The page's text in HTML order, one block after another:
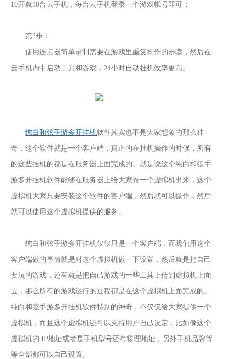
10开就10台云手机，每台云手机登录一个游戏帐号即可；
第2步：
使用连点器简单录制需要在游戏里重复操作的步骤，然后在
云手机内中启动工具和游戏，24小时自动挂机效率更高。
纯白和弦手游多开挂机软件其实也不是大家想象的那么神
奇，这个软件就是一个客户端，真正的在挂机操作的时候，所有
的这些挂机的都是在服务器上面完成的。就是说这个纯白和弦手
游多开挂机软件能够在服务器上给大家弄一个虚拟机出来，这个
虚拟机大家只要安装这个软件的客户端，然后就可以操作，然后
就可以使用这个虚拟机提供的服务。
纯白和弦手游多开挂机仅仅只是一个客户端，而我们用这个
客户端做的事情就是对这个虚拟机做一下设置，然后就是把自己
要玩的游戏，还有就是把自己游戏的一些工具上传到虚拟机上面
去，那么所有的游戏运行的过程都是在这个虚拟机上面完成的。
纯白和弦手游多开挂机软件特别的神奇，不仅仅给大家提供一个
虚拟机，而且这个虚拟机还可以支持用户自己设定，比如像这个
虚拟机的 IP地址或者是手机型号还有物理地址，另外手机品牌等
等全部都可以自己设置。